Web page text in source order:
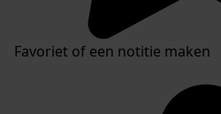
Favoriet of een notitie maken